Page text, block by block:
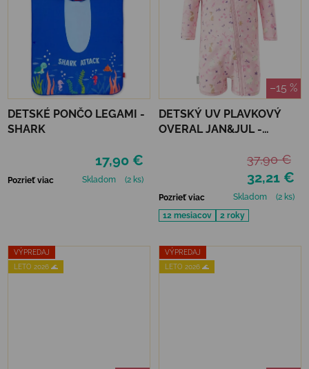
DETSKÉ PONČO LEGAMI -
SHARK
17,90 €
Pozrieť viac Skladom (2 ks)
–15 %
DETSKÝ UV PLAVKOVÝ
OVERAL JAN&JUL -
32,21 €
37,90 €
Pozrieť viac Skladom
(2 ks)
12 mesiacov
2 roky
VÝPREDAJ
LETO 2026 🌊
VÝPREDAJ
LETO 2026 🌊